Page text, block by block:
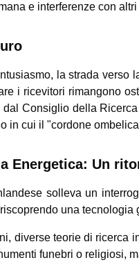
e interferenze con
la strada verso
i ricevitori rimangono
dal Consiglio della
in cui il "cordone
Energetica: Un
solleva un
una
diverse teorie di ricerca
funebri o religiosi,